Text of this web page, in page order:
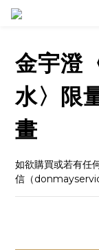
金宇澄
水〉限
畫
如欲購買或若有任
信（